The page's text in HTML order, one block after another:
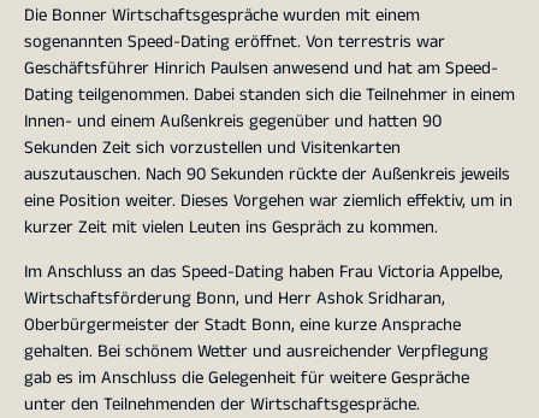
Die Bonner Wirtschaftsgespräche wurden mit einem
sogenannten Speed-Dating eröffnet. Von terrestris war
Geschäftsführer Hinrich Paulsen anwesend und hat am Speed-
Dating teilgenommen. Dabei standen sich die Teilnehmer in einem
Innen- und einem Außenkreis gegenüber und hatten 90
Sekunden Zeit sich vorzustellen und Visitenkarten
auszutauschen. Nach 90 Sekunden rückte der Außenkreis jeweils
eine Position weiter. Dieses Vorgehen war ziemlich effektiv, um in
kurzer Zeit mit vielen Leuten ins Gespräch zu kommen.
Im Anschluss an das Speed-Dating haben Frau Victoria Appelbe,
Wirtschaftsförderung Bonn, und Herr Ashok Sridharan,
Oberbürgermeister der Stadt Bonn, eine kurze Ansprache
gehalten. Bei schönem Wetter und ausreichender Verpflegung
gab es im Anschluss die Gelegenheit für weitere Gespräche
unter den Teilnehmenden der Wirtschaftsgespräche.